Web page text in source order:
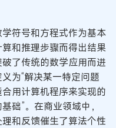
符号和方程式作为基本
和推理步骤而得出结果
了传统的数学应用而进
为“解决某一特定问题
用计算机程序来实现的
础”。在商业领域中，
和反馈催生了算法个性